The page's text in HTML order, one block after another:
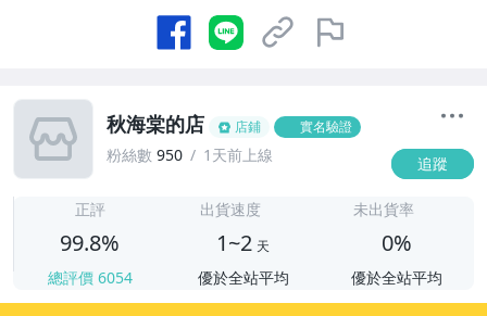
秋海棠的店 店鋪 實名驗證
粉絲數 950 1天前上線 追蹤
正評
99.8%
總評價 6054
出貨速度
1~2 天
優於全站平均
未出貨率
0%
優於全站平均